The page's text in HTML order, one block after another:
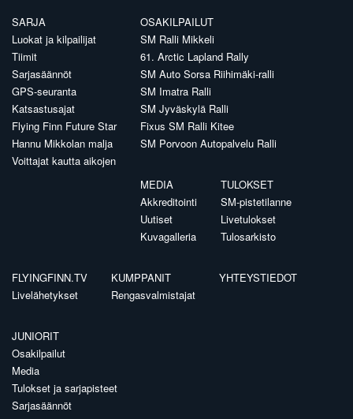
SARJA
Luokat ja kilpailijat
Tiimit
Sarjasäännöt
GPS-seuranta
Katsastusajat
Flying Finn Future Star
Hannu Mikkolan malja
Voittajat kautta aikojen
OSAKILPAILUT
SM Ralli Mikkeli
61. Arctic Lapland Rally
SM Auto Sorsa Riihimäki-ralli
SM Imatra Ralli
SM Jyväskylä Ralli
Fixus SM Ralli Kitee
SM Porvoon Autopalvelu Ralli
MEDIA
Akkreditointi
Uutiset
Kuvagalleria
TULOKSET
SM-pistetilanne
Livetulokset
Tulosarkisto
FLYINGFINN.TV
Livelähetykset
KUMPPANIT
Rengasvalmistajat
YHTEYSTIEDOT
JUNIORIT
Osakilpailut
Media
Tulokset ja sarjapisteet
Sarjasäännöt